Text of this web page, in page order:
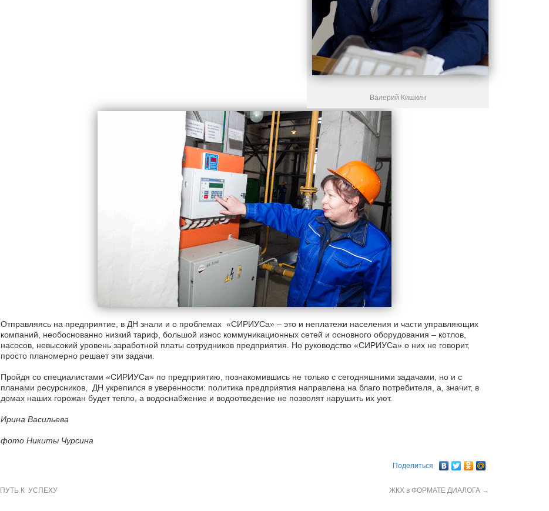
Валерий Кишкин
Отправляясь на предприятие, в ДН знали и о проблемах «СИРИУСа» – это и неплатежи населения и части управляющих
компаний, необоснованно низкий тариф, большой износ коммуникационных сетей и основного оборудования – котлов,
насосов, невысокий уровень заработной платы сотрудников предприятия. Но руководство «СИРИУСа» о них не говорит,
просто планомерно решает эти задачи.
Пройдя со специалистами «СИРИУСа» по предприятию, познакомившись не только с сегодняшними задачами, но и с
планами ресурсников, ДН укрепился в уверенности: политика предприятия направлена на благо потребителя, а, значит, в
домах наших горожан будет тепло, а водоснабжение и водоотведение не позволят нарушить их уют.
Ирина Васильева
фото Никиты Чурсина
Поделиться
ПУТЬ К УСПЕХУ ЖКХ в ФОРМАТЕ ДИАЛОГА →